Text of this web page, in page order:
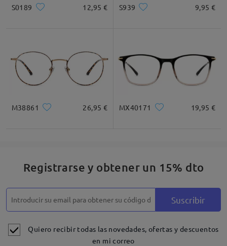
Descripción del Producto
S0189 12,95 € S939 9,95 €
M38861 26,95 € MX40171 19,95 €
Registrarse y obtener un 15% dto
Suscribir
Quiero recibir todas las novedades, ofertas y descuentos
en mi correo